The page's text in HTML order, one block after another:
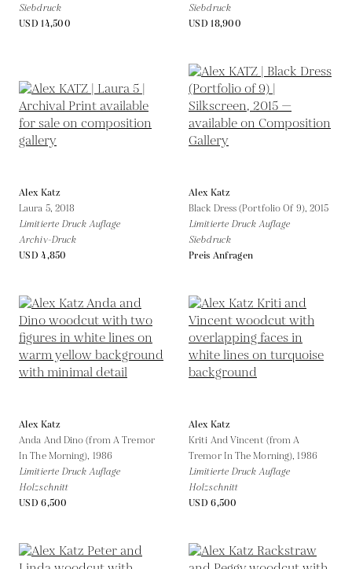
Siebdruck
USD 14,500
Siebdruck
USD 18,900
Alex Katz
Laura 5, 2018
Limitierte Druck Auflage
Archiv-Druck
USD 4,850
Alex Katz
Black Dress (Portfolio Of 9),2015
Limitierte Druck Auflage
Siebdruck
Preis Anfragen
Alex Katz
Anda And Dino (from A Tremor
In The Morning), 1986
Limitierte Druck Auflage
Holzschnitt
USD 6,500
Alex Katz
Kriti And Vincent (from A
Tremor In The Morning),1986
Limitierte Druck Auflage
Holzschnitt
USD 6,500